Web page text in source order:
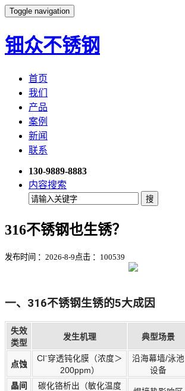
Toggle navigation
钿众不锈钢
首页
我们
产品
案例
新闻
联系
130-9889-8883
内容搜索
316不锈钢也生锈？
发布时间 ：2026-8-9 点击 ： 100539
一、316不锈钢生锈的5大成因
失效
类型
发生机理 典型场景
点蚀
Cl⁻穿透钝化膜（浓度＞
200ppm）
沿海幕墙/泳池
设备
晶间
碳化铬析出（敏化温度